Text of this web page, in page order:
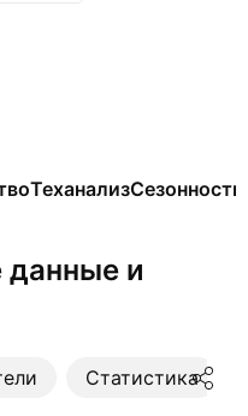
ТеханализСезонность
и
Статистика